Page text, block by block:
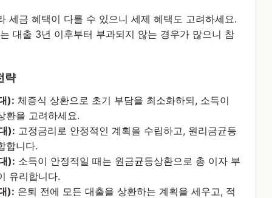
세금 혜택이 다를 수 있으니 세제 혜택도 고려하세요.
대출 3년 이후부터 부과되지 않는 경우가 많으니 참
략
): 체증식 상환으로 초기 부담을 최소화하되, 소득이
환을 고려하세요.
): 고정금리로 안정적인 계획을 수립하고, 원리금균등
합니다.
): 소득이 안정적일 때는 원금균등상환으로 총 이자 부
유리합니다.
): 은퇴 전에 모든 대출을 상환하는 계획을 세우고, 적